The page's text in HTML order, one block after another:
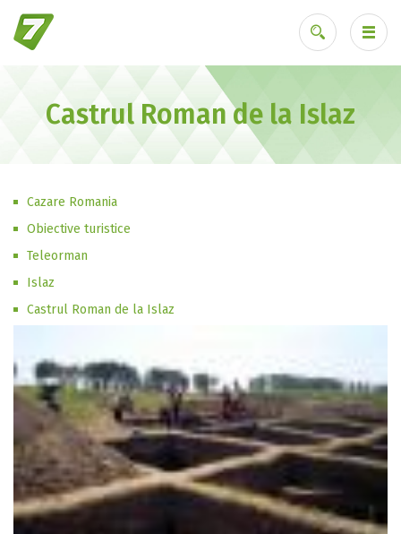
Ai uitat parola?
Castrul Roman de la Islaz
Cazare Romania
Obiective turistice
Teleorman
Islaz
Castrul Roman de la Islaz